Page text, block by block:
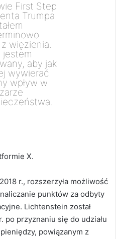
First Step
Trumpa
więzienia.
jestem
aby jak
wywierać
wpływ w
X.
r., rozszerzyła możliwość
punktów za odbyty
Lichtenstein został
po przyznaniu się do udziału
powiązanym z